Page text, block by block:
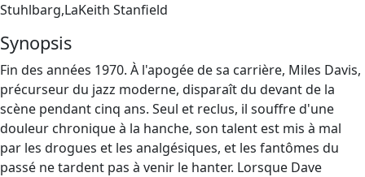
Stuhlbarg,LaKeith Stanfield
Synopsis
Fin des années 1970. À l'apogée de sa carrière, Miles Davis,
précurseur du jazz moderne, disparaît du devant de la
scène pendant cinq ans. Seul et reclus, il souffre d'une
douleur chronique à la hanche, son talent est mis à mal
par les drogues et les analgésiques, et les fantômes du
passé ne tardent pas à venir le hanter. Lorsque Dave